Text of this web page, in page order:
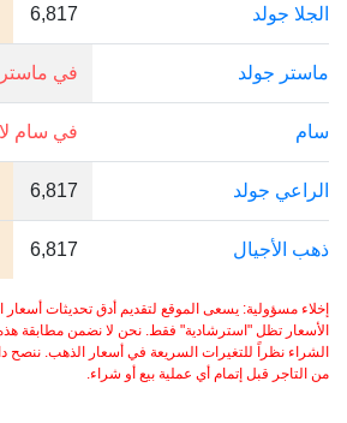
الجلا جولد 6,817
ماستر جولد في ماستر
سام في سام لا
الراعي جولد 6,817
ذهب الأجيال 6,817
إخلاء مسؤولية: يسعى الموقع لتقديم أدق تحديثات
الأسعار تظل "استرشادية" فقط. نحن لا نضمن مطابقة
الشراء نظراً للتغيرات السريعة في أسعار الذهب. ننصح
من التاجر قبل إتمام أي عملية بيع أو شراء.